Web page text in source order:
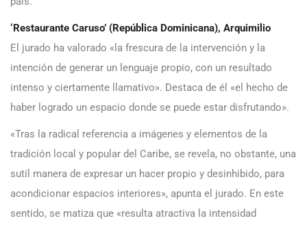
‘Restaurante Caruso’ (República Dominicana), Arquimilio
El jurado ha valorado «la frescura de la intervención y la
intención de generar un lenguaje propio, con un resultado
intenso y ciertamente llamativo». Destaca de él «el hecho de
haber logrado un espacio donde se puede estar disfrutando».
«Tras la radical referencia a imágenes y elementos de la
tradición local y popular del Caribe, se revela, no obstante, una
sutil manera de expresar un hacer propio y desinhibido, para
acondicionar espacios interiores», apunta el jurado. En este
sentido, se matiza que «resulta atractiva la intensidad